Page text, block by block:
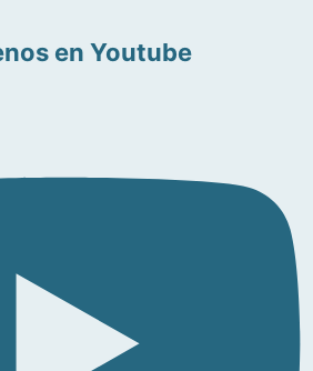
en Youtube